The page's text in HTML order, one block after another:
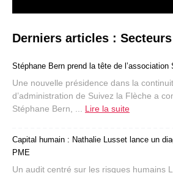
Derniers articles : Secteurs
Stéphane Bern prend la tête de l’association
Une nouvelle présidence dans la
d’administration de Suivez la Flèche a
Stéphane Bern, ... Lire la suite
Capital humain : Nathalie Lusset lance un
PME
Un audit centré sur les risques humains